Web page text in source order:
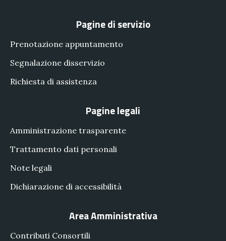
Pagine di servizio
Prenotazione appuntamento
Segnalazione disservizio
Richiesta di assistenza
Pagine legali
Amministrazione trasparente
Trattamento dati personali
Note legali
Dichiarazione di accessibilità
Area Amministrativa
Contributi Consortili